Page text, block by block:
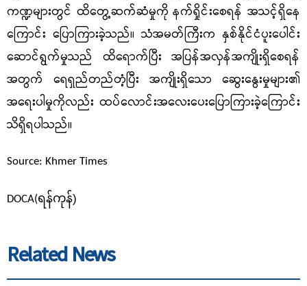
ကဏ္ဍများတွင် ထိတွေ့ဆက်ဆံမှုကို နက်ရှိုင်းစေရန် အသင့်ရှိနေ
ကြောင်း ပြောကြားခဲ့သည်။ သံအမတ်ကြီးက နှစ်နိုင်ငံပူးပေါင်း
ဆောင်ရွက်မှုသည် ထိရောက်ပြီး အပြန်အလှန်အကျိုးရှိစေရန်
အတွက် ရေရှည်တည်တံ့ပြီး အကျိုးရှိသော ဆွေးနွေးမှုများ၏
အရေးပါမှုကိုလည်း ထပ်လောင်းအလေးပေးပြောကြားခဲ့ကြောင်း
သိရှိရပါသည်။
Source: Khmer Times
DOCA(ရန်ကုန်)
Related News